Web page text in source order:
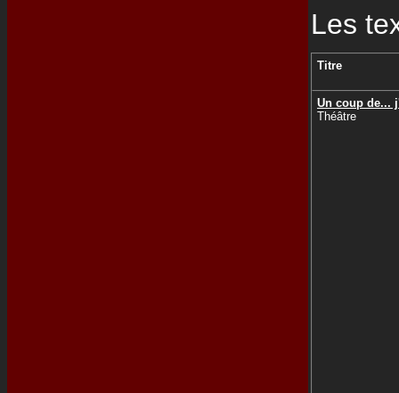
Les
Titre
Un coup de...
Théâtre